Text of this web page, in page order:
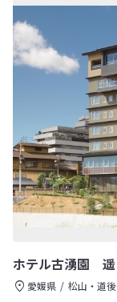
ホテル古湧園 遥
愛媛県 松山・道後